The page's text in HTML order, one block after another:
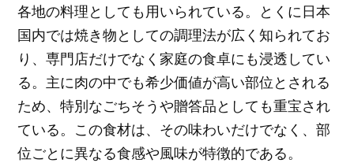
各地の料理としても用いられている。とくに日本
国内では焼き物としての調理法が広く知られてお
り、専門店だけでなく家庭の食卓にも浸透してい
る。主に肉の中でも希少価値が高い部位とされる
ため、特別なごちそうや贈答品としても重宝され
ている。この食材は、その味わいだけでなく、部
位ごとに異なる食感や風味が特徴的である。